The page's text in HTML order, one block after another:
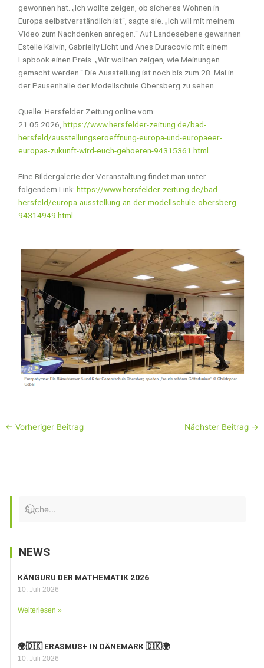
gewonnen hat. „Ich wollte zeigen, ob sicheres Wohnen in
Europa selbstverständlich ist“, sagte sie. „Ich will mit meinem
Video zum Nachdenken anregen.“ Auf Landesebene gewannen
Estelle Kalvin, Gabrielly Licht und Anes Duracovic mit einem
Lapbook einen Preis. „Wir wollten zeigen, wie Meinungen
gemacht werden.“ Die Ausstellung ist noch bis zum 28. Mai in
der Pausenhalle der Modellschule Obersberg zu sehen.
Quelle: Hersfelder Zeitung online vom
21.05.2026,https://www.hersfelder-zeitung.de/bad-
hersfeld/ausstellungseroeffnung-europa-und-europaeer-
europas-zukunft-wird-euch-gehoeren-94315361.html
Eine Bildergalerie der Veranstaltung findet man unter
folgendem Link:https://www.hersfelder-zeitung.de/bad-
hersfeld/europa-ausstellung-an-der-modellschule-obersberg-
94314949.html
← Vorheriger Beitrag Nächster Beitrag →
NEWS
KÄNGURU DER MATHEMATIK 2026
10. Juli 2026
Weiterlesen »
🌍🇩🇰 ERASMUS+ IN DÄNEMARK 🇩🇰🌍
10. Juli 2026